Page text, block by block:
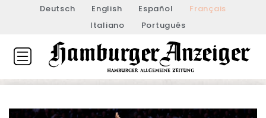
Deutsch English Español
Français
Italiano
Português